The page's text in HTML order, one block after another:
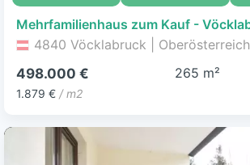
4840 Vöcklabruck | Oberösterreich
498.000 €
1.879 € / m2
265 m²